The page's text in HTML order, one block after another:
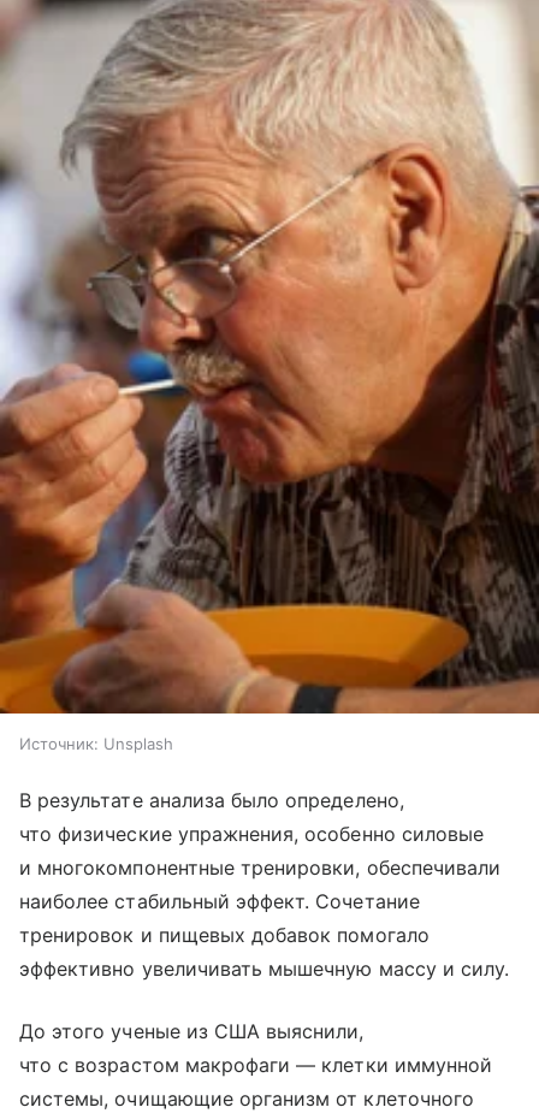
Источник: Unsplash
В результате анализа было определено,
что физические упражнения, особенно силовые
и многокомпонентные тренировки, обеспечивали
наиболее стабильный эффект. Сочетание
тренировок и пищевых добавок помогало
эффективно увеличивать мышечную массу и силу.
До этого ученые из США выяснили,
что с возрастом макрофаги — клетки иммунной
системы, очищающие организм от клеточного